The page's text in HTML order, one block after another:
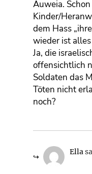
Auweia.
Kinder/
dem Hass
wieder ist
Ja, die
offensichtlich
Soldaten das
Töten nicht
noch?
Ella